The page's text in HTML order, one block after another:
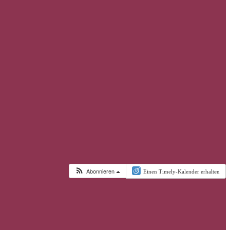
Abonnieren Einen Timely-Kalender erhalten